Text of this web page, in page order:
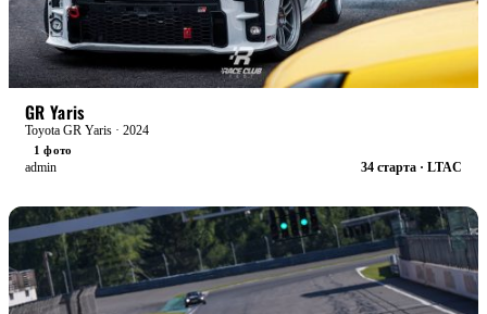
GR Yaris
Toyota GR Yaris · 2024
1 фото
admin
34 старта · LTAC